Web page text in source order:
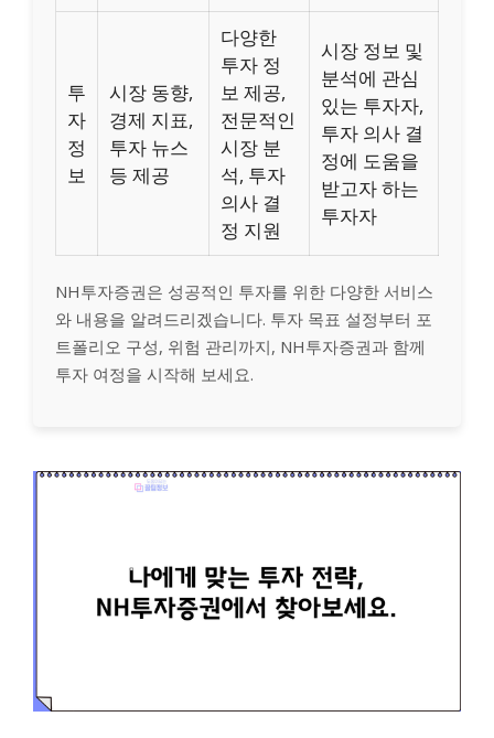
투
자
정
보
시장 동향,
경제 지표,
투자 뉴스
등 제공
다양한
투자 정
보 제공,
전문적인
시장 분
석, 투자
의사 결
정 지원
시장 정보 및
분석에 관심
있는 투자자,
투자 의사 결
정에 도움을
받고자 하는
투자자
NH투자증권은 성공적인 투자를 위한 다양한 서비스
와 내용을 알려드리겠습니다. 투자 목표 설정부터 포
트폴리오 구성, 위험 관리까지, NH투자증권과 함께
투자 여정을 시작해 보세요.